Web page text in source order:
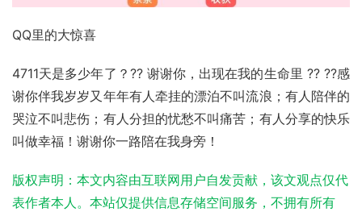
QQ里的大惊喜
4711天是多少年了？?? 谢谢你，出现在我的生命里 ?? ??感
谢你伴我岁岁又年年有人牵挂的漂泊不叫流浪；有人陪伴的
哭泣不叫悲伤；有人分担的忧愁不叫痛苦；有人分享的快乐
叫做幸福！谢谢你一路陪在我身旁！
版权声明：本文内容由互联网用户自发贡献，该文观点仅代
表作者本人。本站仅提供信息存储空间服务，不拥有所有